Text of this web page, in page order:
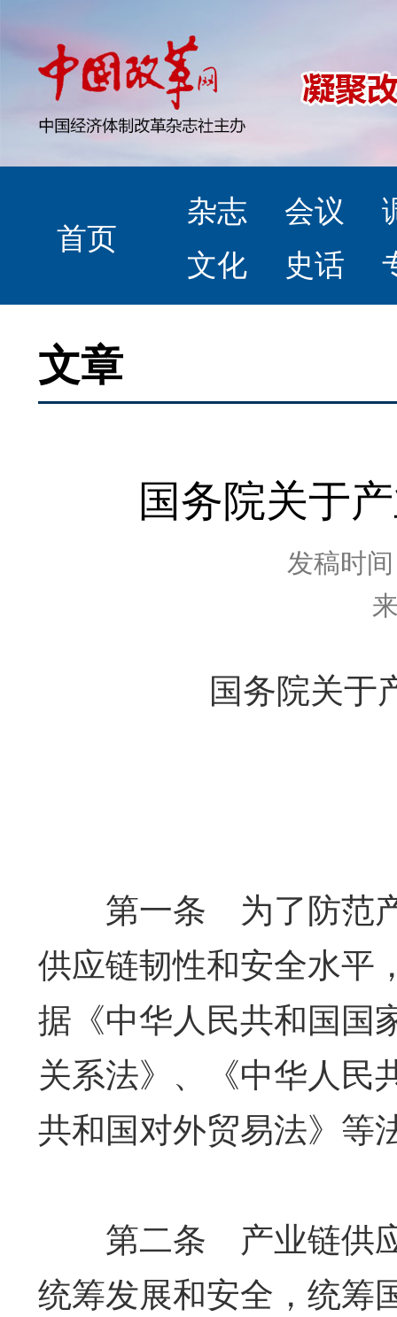
首页
杂志 会议
文化
史话
文章
国务院关于
发稿时
国务院关于
第一条 为了防范产
供应链韧性和安全水平
据《中华人民共和国国
关系法》、《中华人民
共和国对外贸易法》等
第二条 产业链供应
统筹发展和安全，统筹